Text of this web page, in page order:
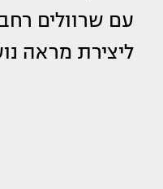
עם שרוולים
ליצירת מראה